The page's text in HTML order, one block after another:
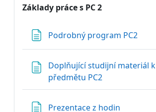
Základy práce s PC 2
Podrobný program PC2
Doplňující studijní materiál k
předmětu PC2
Prezentace z hodin